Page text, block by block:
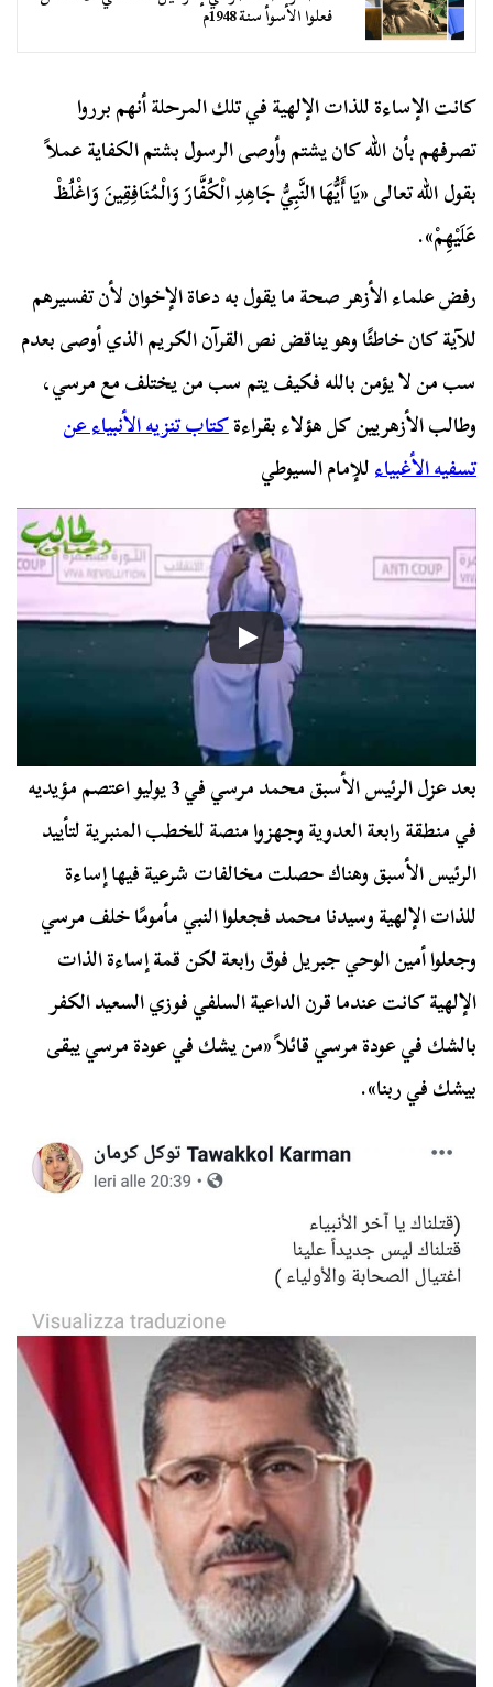
فعلوا الأسوأ سنة 1948م
كانت الإساءة للذات الإلهية في تلك المرحلة أنهم برروا
تصرفهم بأن الله كان يشتم وأوصى الرسول بشتم الكفاية عملاً
بقول الله تعالى «يَا أَيُّهَا النَّبِيُّ جَاهِدِ الْكُفَّارَ وَالْمُنَافِقِينَ وَاغْلُظْ
عَلَيْهِمْ».
رفض علماء الأزهر صحة ما يقول به دعاة الإخوان لأن تفسيرهم
للآية كان خاطئًا وهو يناقض نص القرآن الكريم الذي أوصى بعدم
سب من لا يؤمن بالله فكيف يتم سب من يختلف مع مرسي،
وطالب الأزهريين كل هؤلاء بقراءةكتاب تنزيه الأنبياء عن
تسفيه الأغبياءللإمام السيوطي
بعد عزل الرئيس الأسبق محمد مرسي في 3 يوليو اعتصم مؤيديه
في منطقة رابعة العدوية وجهزوا منصة للخطب المنبرية لتأييد
الرئيس الأسبق وهناك حصلت مخالفات شرعية فيها إساءة
للذات الإلهية وسيدنا محمد فجعلوا النبي مأمومًا خلف مرسي
وجعلوا أمين الوحي جبريل فوق رابعة لكن قمة إساءة الذات
الإلهية كانت عندما قرن الداعية السلفي فوزي السعيد الكفر
بالشك في عودة مرسي قائلاً «من يشك في عودة مرسي يبقى
بيشك في ربنا».